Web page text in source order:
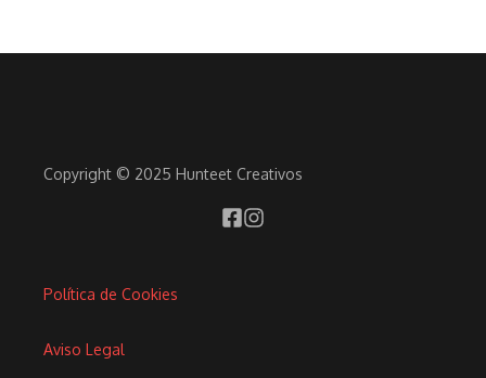
Copyright © 2025 Hunteet Creativos
Política de Cookies
Aviso Legal